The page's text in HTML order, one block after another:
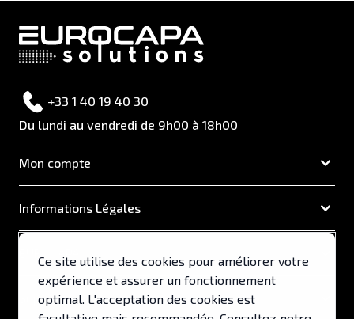
+33 1 40 19 40 30
Du lundi au vendredi de 9h00 à 18h00
Mon compte
Informations Légales
Support & Services
Ce site utilise des cookies pour améliorer votre
expérience et assurer un fonctionnement
optimal. L'acceptation des cookies est